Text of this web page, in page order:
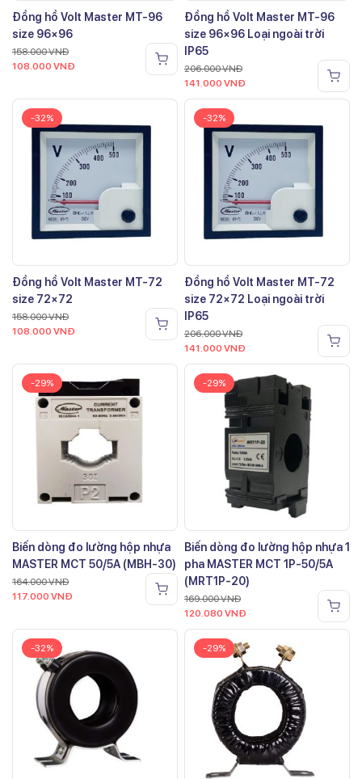
Đồng hồ Volt Master MT-96
size 96×96
158.000VNĐ
108.000 VNĐ
Đồng hồ Volt Master MT-96
size 96×96 Loại ngoài trời
IP65
206.000VNĐ
141.000 VNĐ
-32%
Đồng hồ Volt Master MT-72
size 72×72
158.000VNĐ
108.000 VNĐ
-32%
Đồng hồ Volt Master MT-72
size 72×72 Loại ngoài trời
IP65
206.000VNĐ
141.000 VNĐ
-29%
Biến dòng đo lường hộp nhựa
MASTER MCT 50/5A (MBH-30)
164.000VNĐ
117.000 VNĐ
-29%
Biến dòng đo lường hộp nhựa 1
pha MASTER MCT 1P-50/5A
(MRT1P-20)
169.000VNĐ
120.080 VNĐ
-32% -29%